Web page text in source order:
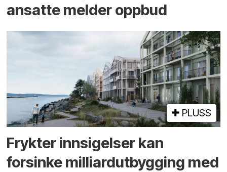
ansatte melder oppbud
PLUSS
Frykter innsigelser kan
forsinke milliard­utbygging med